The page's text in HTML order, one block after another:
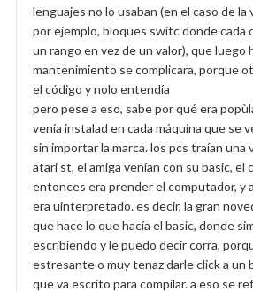
lenguajes no lo usaban (en el caso de
por ejemplo, bloques switc donde cada
un rango en vez de un valor), que luego
mantenimiento se complicara, porque
el código y nolo entendía
pero pese a eso, sabe por qué era
venía instalad en cada máquina que se
sin importar la marca. los pcs traían una
atari st, el amiga venían con su basic, el
entonces era prender el computador, y
era uinterpretado. es decir, la gran
que hace lo que hacía el basic, donde
escribiendo y le puedo decir corra,
estresante o muy tenaz darle click a un
que va escrito para compilar. a eso se